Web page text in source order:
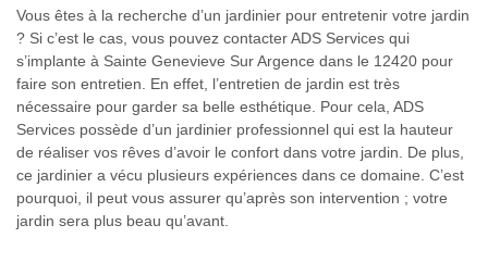
Vous êtes à la recherche d’un jardinier pour entretenir votre jardin
? Si c’est le cas, vous pouvez contacter ADS Services qui
s’implante à Sainte Genevieve Sur Argence dans le 12420 pour
faire son entretien. En effet, l’entretien de jardin est très
nécessaire pour garder sa belle esthétique. Pour cela, ADS
Services possède d’un jardinier professionnel qui est la hauteur
de réaliser vos rêves d’avoir le confort dans votre jardin. De plus,
ce jardinier a vécu plusieurs expériences dans ce domaine. C’est
pourquoi, il peut vous assurer qu’après son intervention ; votre
jardin sera plus beau qu’avant.